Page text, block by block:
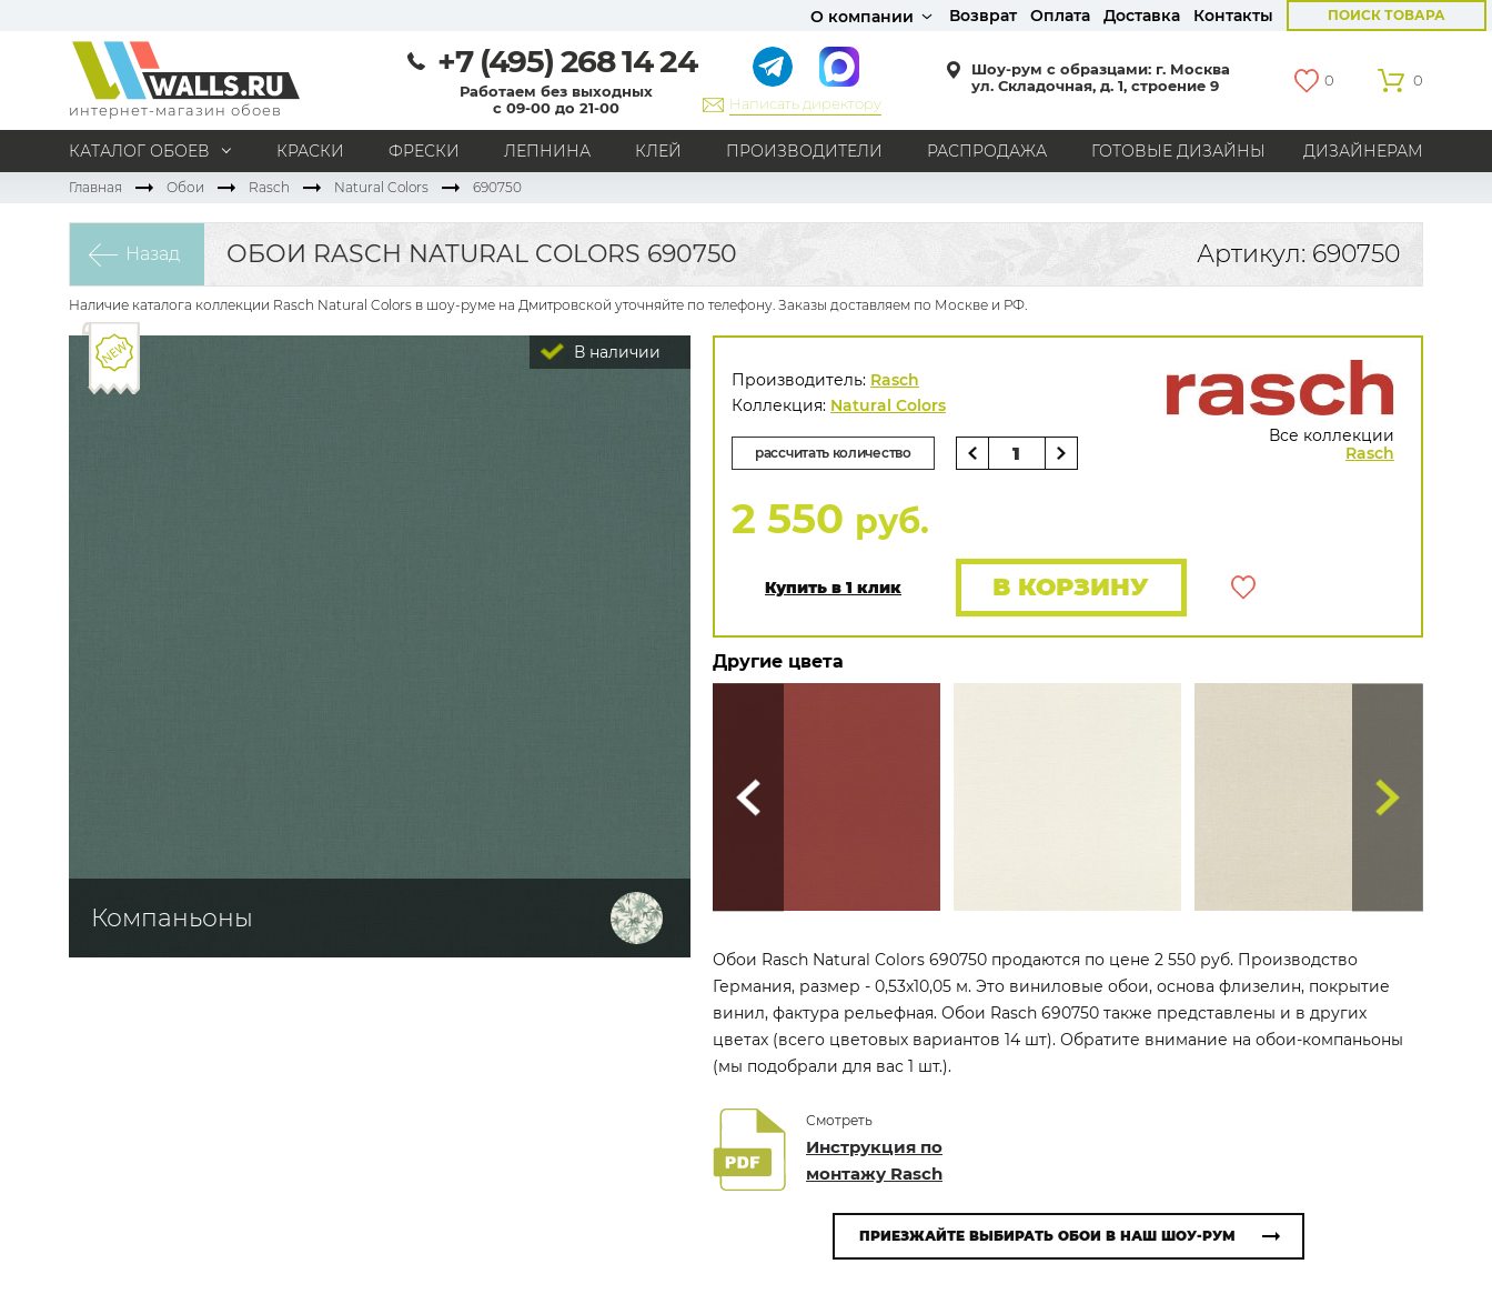
О компании Возврат Оплата Доставка Контакты ПОИСК ТОВАРА
интернет-магазин обоев
+7 (495) 268 14 24
Работаем без выходных
с 09-00 до 21-00
Написать директору
Шоу-рум с образцами: г. Москва
ул. Складочная, д. 1, строение 9
0 0
КАТАЛОГ ОБОЕВ КРАСКИ ФРЕСКИ ЛЕПНИНА КЛЕЙ ПРОИЗВОДИТЕЛИ РАСПРОДАЖА ГОТОВЫЕ ДИЗАЙНЫ ДИЗАЙНЕРАМ
МАТЕРИАЛ
Под покраску
Натуральные
Флизелиновые
Виниловые
Бумажные
Текстильные
Кантри
Модерн Прованс Хай-тек
Лофт
Классика
Английский стиль
Америка
Англия Бельгия
Германия
Голландия
Россия Все страны
ПОМЕЩЕНИЕ
Кабинет
РИСУНОК
Граффити
Карта мира
С надписями
Однотонные
Цветы
Дамаск
Все рисунки
БРЕНДЫ
Milassa Aura
York
Bernardo Bartalucci
Zambaiti
AS Creation
Hygge Roll
Grandeco
ПОКАЗАТЬ ВСЕ ОБОИ
Главная Обои Rasch Natural Colors 690750
Назад ОБОИ RASCH NATURAL COLORS 690750 Артикул: 690750
Наличие каталога коллекции Rasch Natural Colors в шоу-руме на Дмитровской уточняйте по телефону. Заказы доставляем по Москве и РФ.
В наличии
Компаньоны
Все коллекции
Rasch
Производитель: Rasch
Коллекция: Natural Colors
рассчитать количество
2 550 руб.
Купить в 1 клик В КОРЗИНУ
Другие цвета
Обои Rasch Natural Colors 690750 продаются по цене 2 550 руб. Производство
Германия, размер - 0,53x10,05 м. Это виниловые обои, основа флизелин, покрытие
винил, фактура рельефная. Обои Rasch 690750 также представлены и в других
цветах (всего цветовых вариантов 14 шт). Обратите внимание на обои-компаньоны
(мы подобрали для вас 1 шт.).
Смотреть
Инструкция по
монтажу Rasch
ПРИЕЗЖАЙТЕ ВЫБИРАТЬ ОБОИ В НАШ ШОУ-РУМ